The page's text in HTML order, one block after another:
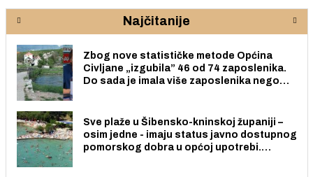
Najčitanije
Zbog nove statističke metode Općina
Civljane „izgubila” 46 od 74 zaposlenika.
Do sada je imala više zaposlenika nego
Sve plaže u Šibensko-kninskoj županiji –
osim jedne - imaju status javno dostupnog
pomorskog dobra u općoj upotrebi.